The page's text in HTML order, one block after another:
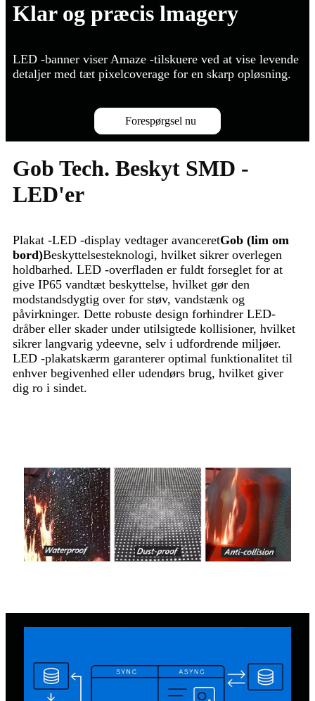
Klar og præcis lmagery
LED -banner viser Amaze -tilskuere ved at vise levende
detaljer med tæt pixelcoverage for en skarp opløsning.
Forespørgsel nu
Gob Tech. Beskyt SMD -
LED'er
Plakat -LED -display vedtager avanceretGob (lim om
bord)Beskyttelsesteknologi, hvilket sikrer overlegen
holdbarhed. LED -overfladen er fuldt forseglet for at
give IP65 vandtæt beskyttelse, hvilket gør den
modstandsdygtig over for støv, vandstænk og
påvirkninger. Dette robuste design forhindrer LED-
dråber eller skader under utilsigtede kollisioner, hvilket
sikrer langvarig ydeevne, selv i udfordrende miljøer.
LED -plakatskærm garanterer optimal funktionalitet til
enhver begivenhed eller udendørs brug, hvilket giver
dig ro i sindet.